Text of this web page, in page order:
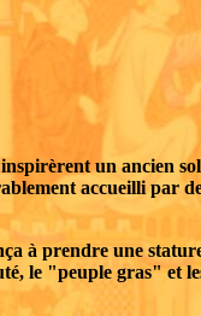
un ancien
accueilli par
à prendre une
le "peuple gras" et